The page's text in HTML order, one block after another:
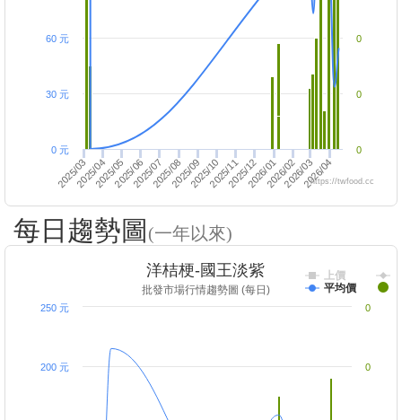
2025/032025/042025/052025/062025/072025/082025/092025/102025/112025/122026/012026/022026/032026/04
0 元
30 元
60 元
0
0
0
https://twfood.cc
每日趨勢圖 (一年以來)
洋桔梗-國王淡紫
批發市場行情趨勢圖 (每日)
上價
平均價
200 元
250 元
0
0